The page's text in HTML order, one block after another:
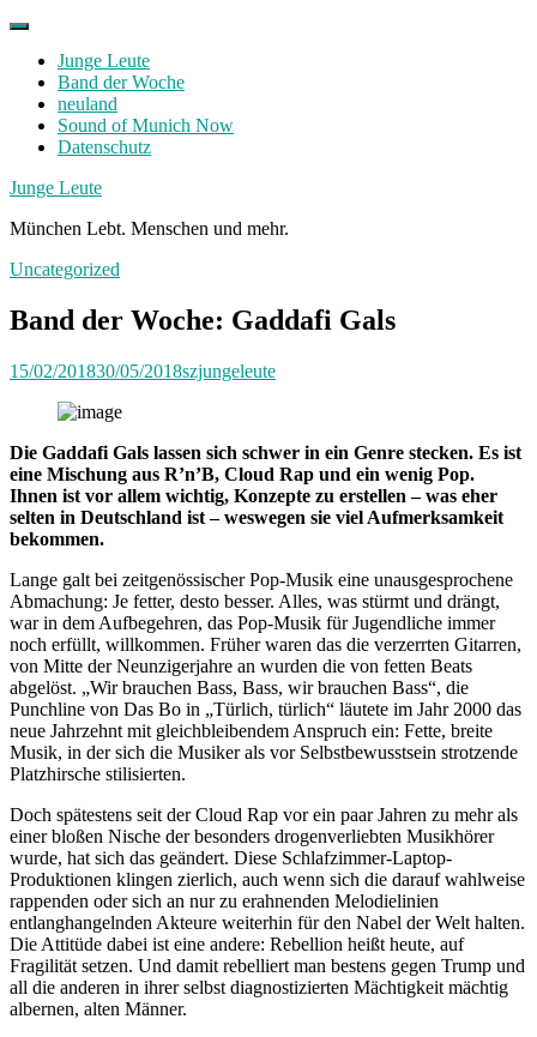
Skip
contentJunge Leute
Band der Woche
neuland
Sound of Munich Now
Datenschutz
Facebook
Twitter
Instagram
Junge Leute
München Lebt. Menschen und mehr.
Uncategorized
Band der Woche: Gaddafi Gals
15/02/201830/05/2018szjungeleute
Die Gaddafi Gals lassen sich schwer in ein Genre stecken. Es ist
eine Mischung aus R’n’B, Cloud Rap und ein wenig Pop.
Ihnen ist vor allem wichtig, Konzepte zu erstellen – was eher
selten in Deutschland ist – weswegen sie viel Aufmerksamkeit
bekommen.
Lange galt bei zeitgenössischer Pop-Musik eine unausgesprochene
Abmachung: Je fetter, desto besser. Alles, was stürmt und drängt,
war in dem Aufbegehren, das Pop-Musik für Jugendliche immer
noch erfüllt, willkommen. Früher waren das die verzerrten Gitarren,
von Mitte der Neunzigerjahre an wurden die von fetten Beats
abgelöst. „Wir brauchen Bass, Bass, wir brauchen Bass“, die
Punchline von Das Bo in „Türlich, türlich“ läutete im Jahr 2000 das
neue Jahrzehnt mit gleichbleibendem Anspruch ein: Fette, breite
Musik, in der sich die Musiker als vor Selbstbewusstsein strotzende
Platzhirsche stilisierten.
Doch spätestens seit der Cloud Rap vor ein paar Jahren zu mehr als
einer bloßen Nische der besonders drogenverliebten Musikhörer
wurde, hat sich das geändert. Diese Schlafzimmer-Laptop-
Produktionen klingen zierlich, auch wenn sich die darauf wahlweise
rappenden oder sich an nur zu erahnenden Melodielinien
entlanghangelnden Akteure weiterhin für den Nabel der Welt halten.
Die Attitüde dabei ist eine andere: Rebellion heißt heute, auf
Fragilität setzen. Und damit rebelliert man bestens gegen Trump und
all die anderen in ihrer selbst diagnostizierten Mächtigkeit mächtig
albernen, alten Männer.